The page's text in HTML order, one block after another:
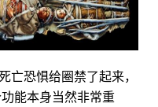
亡恐惧给圈禁了起来，
能本身当然非常重